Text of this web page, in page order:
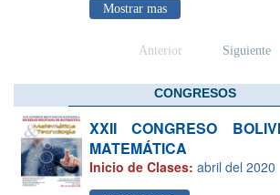
Mostrar mas
Anterior Siguiente
CONGRESOS
XXII CONGRESO
MATEMÁTICA
Inicio de Clases: abril del 2020